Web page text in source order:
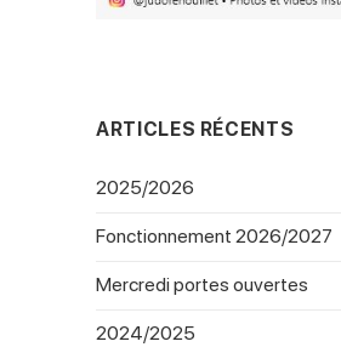
ARTICLES RÉCENTS
2025/2026
Fonctionnement 2026/2027
Mercredi portes ouvertes
2024/2025